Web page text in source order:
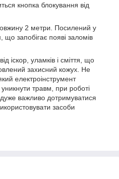
кнопка блокування від
2 метри. Посилений у
що запобігає появі заломів
іскор, уламків і сміття, що
захисний кожух. Не
електроінструмент
травм, при роботі
важливо дотримуватися
засоби